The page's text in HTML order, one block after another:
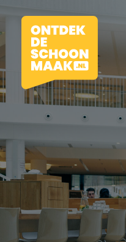
Vacatures
Beroepen
Werkomgevingen